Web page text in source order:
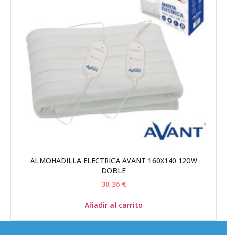
ALMOHADILLA ELECTRICA AVANT 160X140 120W
DOBLE
30,36 €
Añadir al carrito